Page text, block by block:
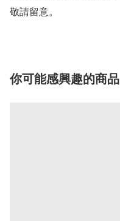
你可能感興趣的商品